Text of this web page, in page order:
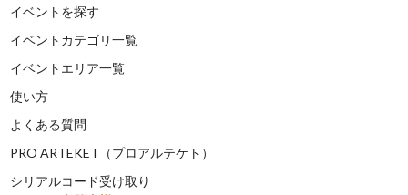
イベントを探す
イベントカテゴリ一覧
イベントエリア一覧
使い方
よくある質問
PRO ARTEKET（プロアルテケト）
シリアルコード受け取り